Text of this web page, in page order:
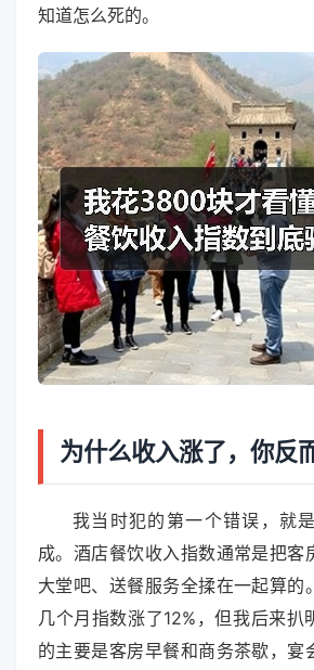
知道怎么死的。
为什么收入涨了，你反
我当时犯的第一个错误，就
成。酒店餐饮收入指数通常是把客
大堂吧、送餐服务全揉在一起算的
几个月指数涨了12%，但我后来
的主要是客房早餐和商务茶歇，宴